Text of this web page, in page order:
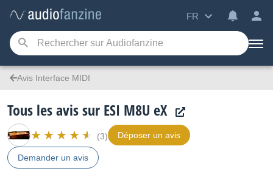
FR
Avis Interface MIDI
Tous les avis sur ESI M8U eX
(3) Déposer un avis
Demander un avis